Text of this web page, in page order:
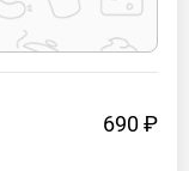
690 ₽